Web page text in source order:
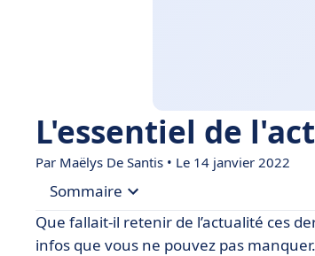
L'essentiel de
Par Maëlys De Santis • Le 14 janvier 2022
Sommaire
• #RH
Que fallait-il retenir de l’actualité ces
infos que vous ne pouvez pas manquer.